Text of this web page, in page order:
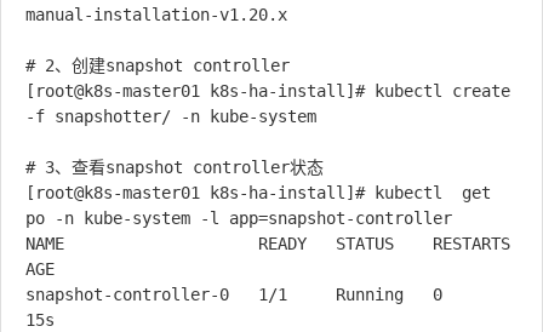
manual-installation-v1.20.x
# 2、创建snapshot controller
[root@k8s-master01 k8s-ha-install]# kubectl create
-f snapshotter/ -n kube-system
# 3、查看snapshot controller状态
[root@k8s-master01 k8s-ha-install]# kubectl  get
po -n kube-system -l app=snapshot-controller
NAME                    READY   STATUS    RESTARTS
AGE
snapshot-controller-0   1/1     Running   0
15s